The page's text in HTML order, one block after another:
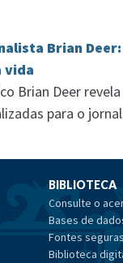
Brian
vida
Brian Deer
para o
BIBLIOTECA
Consulte o
Bases de
Fontes
Biblioteca